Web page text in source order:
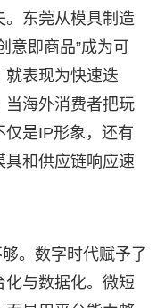
。东莞从模具制造
意即商品”成为可
就表现为快速迭
当海外消费者把玩
仅是IP形象，还有
具和供应链响应速
。数字时代赋予了
化与数据化。微短